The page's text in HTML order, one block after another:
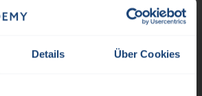
Details Über Cookies